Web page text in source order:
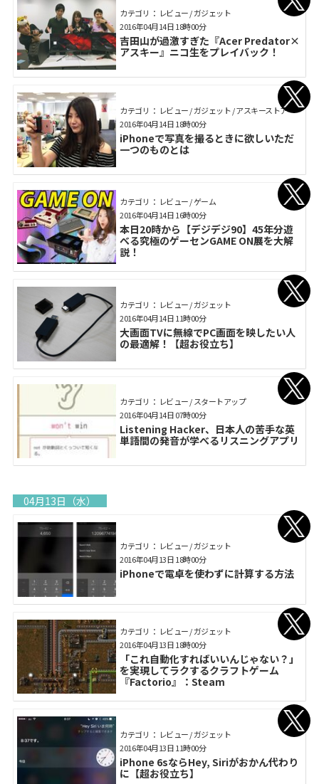
カテゴリ： レビュー / ガジェット
吉田山が過激すぎた『Acer Predator×
アスキー』ニコ生をプレイバック！
2016年04月14日 18時00分
カテゴリ： レビュー / ガジェット / アスキーストア
iPhoneで写真を撮るときに欲しいただ
一つのものとは
2016年04月14日 18時00分
カテゴリ： レビュー / ゲーム
本日20時から【デジデジ90】45年分遊
べる究極のゲーセンGAME ON展を大解
説！
2016年04月14日 16時00分
カテゴリ： レビュー / ガジェット
大画面TVに無線でPC画面を映したい人
の最適解！【超お役立ち】
2016年04月14日 11時00分
カテゴリ： レビュー / スタートアップ
Listening Hacker、日本人の苦手な英
単語間の発音が学べるリスニングアプリ
2016年04月14日 07時00分
04月13日（水）
カテゴリ： レビュー / ガジェット
iPhoneで電卓を使わずに計算する方法
2016年04月13日 18時00分
カテゴリ： レビュー / ガジェット
「これ自動化すればいいんじゃない？」
を実現してラクするクラフトゲーム
『Factorio』：Steam
2016年04月13日 18時00分
カテゴリ： レビュー / ガジェット
iPhone 6sならHey, Siriがおかん代わり
に【超お役立ち】
2016年04月13日 11時00分